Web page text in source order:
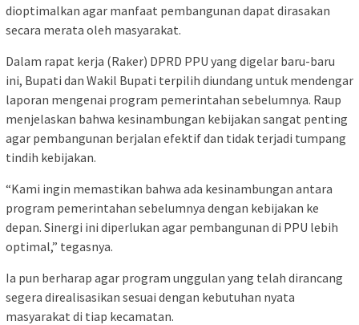
dioptimalkan agar manfaat pembangunan dapat dirasakan
secara merata oleh masyarakat.
Dalam rapat kerja (Raker) DPRD PPU yang digelar baru-baru
ini, Bupati dan Wakil Bupati terpilih diundang untuk mendengar
laporan mengenai program pemerintahan sebelumnya. Raup
menjelaskan bahwa kesinambungan kebijakan sangat penting
agar pembangunan berjalan efektif dan tidak terjadi tumpang
tindih kebijakan.
“Kami ingin memastikan bahwa ada kesinambungan antara
program pemerintahan sebelumnya dengan kebijakan ke
depan. Sinergi ini diperlukan agar pembangunan di PPU lebih
optimal,” tegasnya.
Ia pun berharap agar program unggulan yang telah dirancang
segera direalisasikan sesuai dengan kebutuhan nyata
masyarakat di tiap kecamatan.